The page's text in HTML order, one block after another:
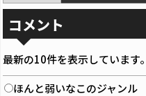
コメント
最新の10件を表示しています。
ほんと弱いなこのジャンル